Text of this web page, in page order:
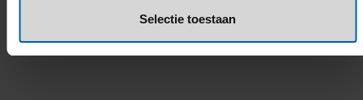
Selectie toestaan